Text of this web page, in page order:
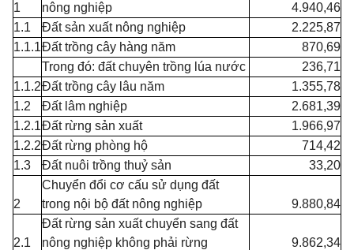
1
nông nghiệp
4.940,46
1.1
Đất sản xuất nông nghiệp
2.225,87
1.1.1Đất trồng cây hàng năm
870,69
Trong đó: đất chuyên trồng lúa nước
236,71
1.1.2Đất trồng cây lâu năm
1.355,78
1.2
Đất lâm nghiệp
2.681,39
1.2.1Đất rừng sản xuất
1.966,97
1.2.2Đất rừng phòng hộ
714,42
1.3
Đất nuôi trồng thuỷ sản 33,20
2
Chuyển đổi cơ cấu sử dụng đất
trong nội bộ đất nông nghiệp
9.880,84
2.1
Đất rừng sản xuất chuyển sang đất
nông nghiệp không phải rừng
9.862,34